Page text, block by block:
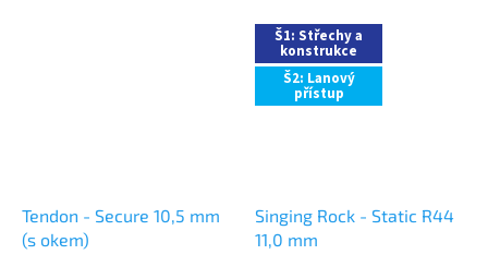
Tendon - Secure 10,5 mm
(s okem)
Š1: Střechy a
konstrukce
Š2: Lanový
přístup
Singing Rock - Static R44
11,0 mm